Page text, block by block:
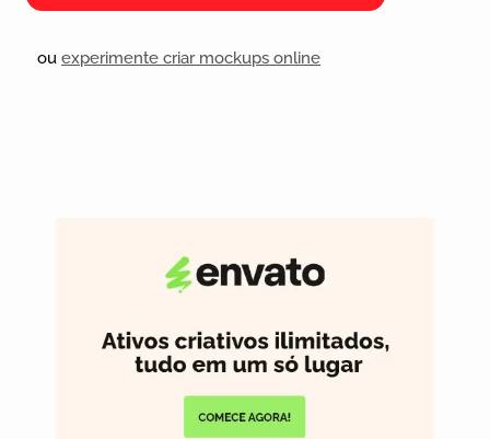
ou experimente criar mockups online